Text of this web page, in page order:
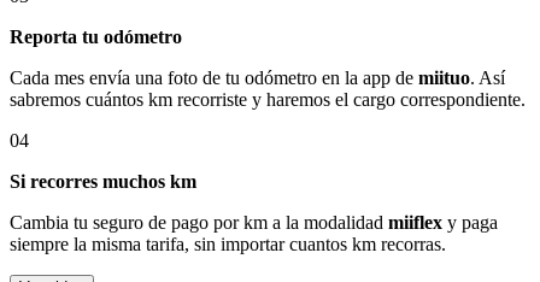
Reporta tu odómetro
Cada mes envía una foto de tu odómetro en la app de miituo. Así
sabremos cuántos km recorriste y haremos el cargo correspondiente.
04
Si recorres muchos km
Cambia tu seguro de pago por km a la modalidad miiflex y paga
siempre la misma tarifa, sin importar cuantos km recorras.